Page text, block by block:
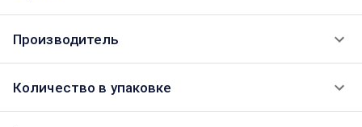
Производитель
Количество в упаковке